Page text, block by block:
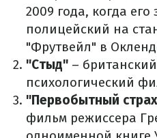
2009 года, когда его
полицейский на
"Фрутвейл" в
"Стыд" –
психологический
"Первобытный
фильм режиссера